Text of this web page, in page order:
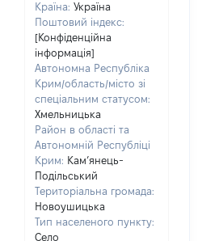
Країна: Україна
Поштовий індекс:
[Конфіденційна
інформація]
Автономна Республіка
Крим/область/місто зі
спеціальним статусом:
Хмельницька
Район в області та
Автономній Республіці
Крим: Кам’янець-
Подільський
Територіальна громада:
Новоушицька
Тип населеного пункту:
Село